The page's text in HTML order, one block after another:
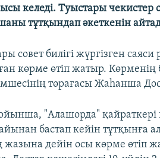
келеді. Туыстары
тұтқындап әкеткенін
совет билігі жүргізген
көрме өтіп жатыр.
төрағасы Жаһанша
"Алашорда"
бастап кейін тұтқынға
дейін осы көрме өтіп